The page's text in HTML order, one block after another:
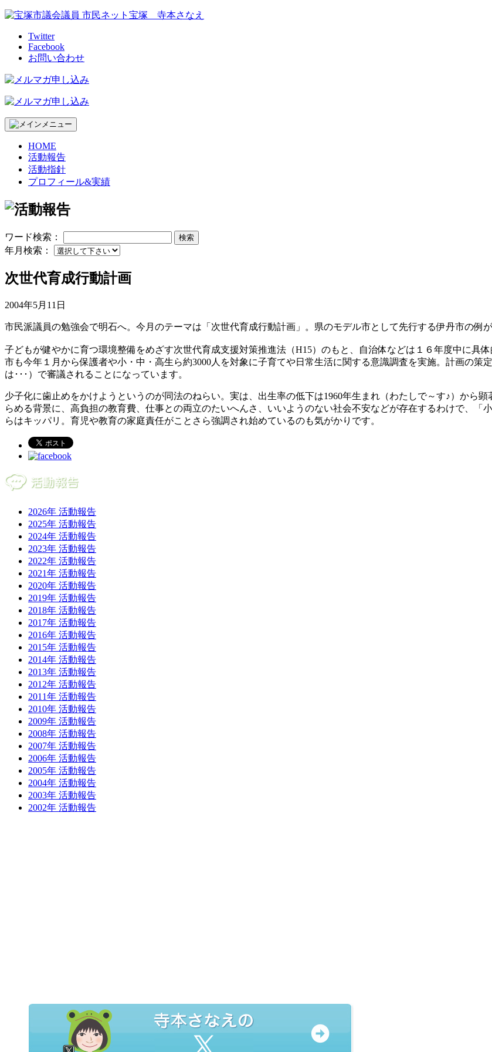
Skip
contentTwitter
Facebook
お問い合わせ
HOME
活動報告
活動指針
プロフィール&実績
ワード検索： 検索
年月検索：
次世代育成行動計画
2004年5月11日
市民派議員の勉強会で明石へ。今月のテーマは「次世代育成行動計画」。県のモデル市として先行する伊丹市の例が
子どもが健やかに育つ環境整備をめざす次世代育成支援対策推進法（H15）のもと、自治体などは１６年度中に具
市も今年１月から保護者や小・中・高生ら約3000人を対象に子育てや日常生活に関する意識調査を実施。計画の策
は･･･）で審議されることになっています。
少子化に歯止めをかけようというのが同法のねらい。実は、出生率の低下は1960年生まれ（わたしで～す♪）から
らめる背景に、高負担の教育費、仕事との両立のたいへんさ、いいようのない社会不安などが存在するわけで、
らはキッパリ。育児や教育の家庭責任がことさら強調され始めているのも気がかりです。
2026年 活動報告
2025年 活動報告
2024年 活動報告
2023年 活動報告
2022年 活動報告
2021年 活動報告
2020年 活動報告
2019年 活動報告
2018年 活動報告
2017年 活動報告
2016年 活動報告
2015年 活動報告
2014年 活動報告
2013年 活動報告
2012年 活動報告
2011年 活動報告
2010年 活動報告
2009年 活動報告
2008年 活動報告
2007年 活動報告
2006年 活動報告
2005年 活動報告
2004年 活動報告
2003年 活動報告
2002年 活動報告